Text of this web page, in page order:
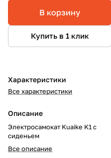
В корзину
Купить в 1 клик
Характеристики
Все характеристики
Описание
Электросамокат Kuaike K1 с
сиденьем
Все описание